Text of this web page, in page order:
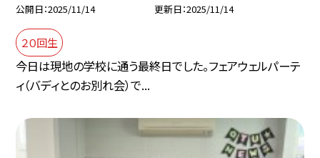
公開日 2025/11/14 更新日 2025/11/14
２０回生
今日は現地の学校に通う最終日でした。フェアウェルパーテ
ィ（バディとのお別れ会）で...